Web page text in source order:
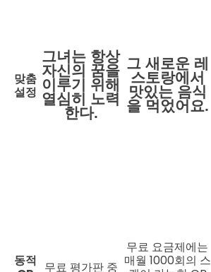
맞춤
설정
그녀는 항상
자신의 꿈을
이루기 위해
열심히 노력
한다.
그 새로운 레
스토랑에서
맛있는 음식
을 먹었어요.
동적 무료 평가판 중
무료 요금제에는
매월 1000회의 스